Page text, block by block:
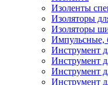
Изоленты
Изоляторы
Изоляторы
Импульсные,
Инструмент
Инструмент
Инструмент
Инструмент